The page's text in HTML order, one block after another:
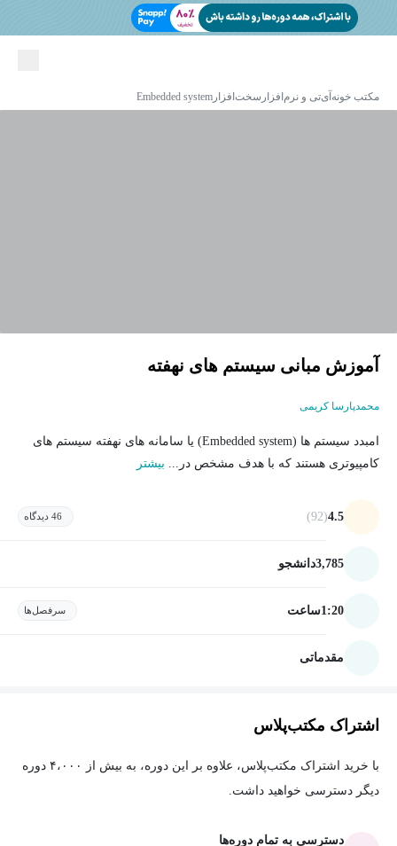
مکتب خونه آی‌تی و نرم‌افزار سخت‌افزار Embedded system
آموزش مبانی سیستم های نهفته
محمدپارسا کریمی
امبدد سیستم ها (Embedded system) یا سامانه های نهفته سیستم های
کامپیوتری هستند که با هدف مشخص در... بیشتر
4.5
(92) 46 دیدگاه
3,785دانشجو
1:20ساعت سرفصل‌ها
مقدماتی
اشتراک مکتب‌پلاس
با خرید اشتراک مکتب‌پلاس، علاوه بر این دوره، به بیش از ۴،۰۰۰ دوره
دیگر دسترسی خواهید داشت.
دسترسی به تمام دوره‌ها